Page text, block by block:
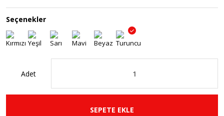
Seçenekler
Adet
SEPETE EKLE